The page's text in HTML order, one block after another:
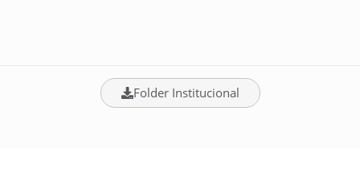
Folder Institucional